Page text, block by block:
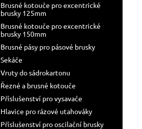
Brusné kotouče pro excentrické
brusky 125mm
Brusné kotouče pro excentrické
brusky 150mm
Brusné pásy pro pásové brusky
Sekáče
Vruty do sádrokartonu
Řezné a brusné kotouče
Příslušenství pro vysavače
Hlavice pro rázové utahováky
Příslušenství pro oscilační brusky